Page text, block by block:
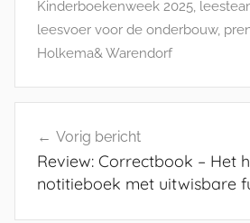
Kinderboekenweek 2025,
leesvoer voor de onderbouw,
Holkema& Warendorf
navigatie
Vorig bericht
Review: Correctbook – Het
notitieboek met uitwisbare